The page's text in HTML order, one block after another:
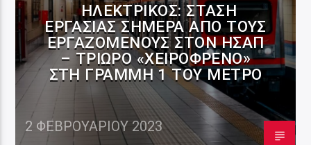
ΗΛΕΚΤΡΙΚΌΣ: ΣΤΆΣΗ
ΕΡΓΑΣΊΑΣ ΣΉΜΕΡΑ ΑΠΌ ΤΟΥΣ
ΕΡΓΑΖΌΜΕΝΟΥΣ ΣΤΟΝ ΗΣΑΠ
– ΤΡΊΩΡΟ «ΧΕΙΡΌΦΡΕΝΟ»
ΣΤΗ ΓΡΑΜΜΉ 1 ΤΟΥ ΜΕΤΡΌ
2 ΦΕΒΡΟΥΑΡΊΟΥ 2023